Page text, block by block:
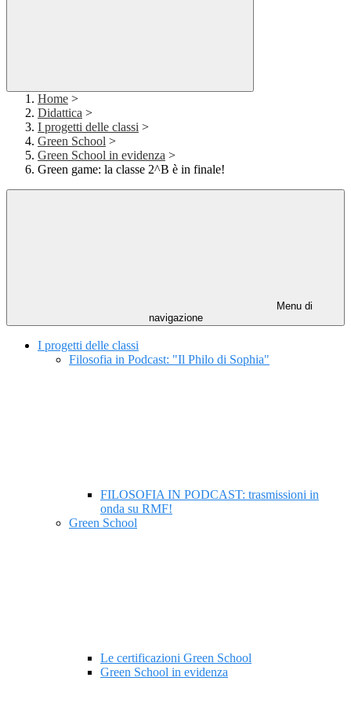
Home >
Didattica >
I progetti delle classi >
Green School >
Green School in evidenza >
Green game: la classe 2^B è in finale!
Menu di
navigazione
I progetti delle classi
Filosofia in Podcast: "Il Philo di Sophia"
FILOSOFIA IN PODCAST: trasmissioni in
onda su RMF!
Green School
Le certificazioni Green School
Green School in evidenza